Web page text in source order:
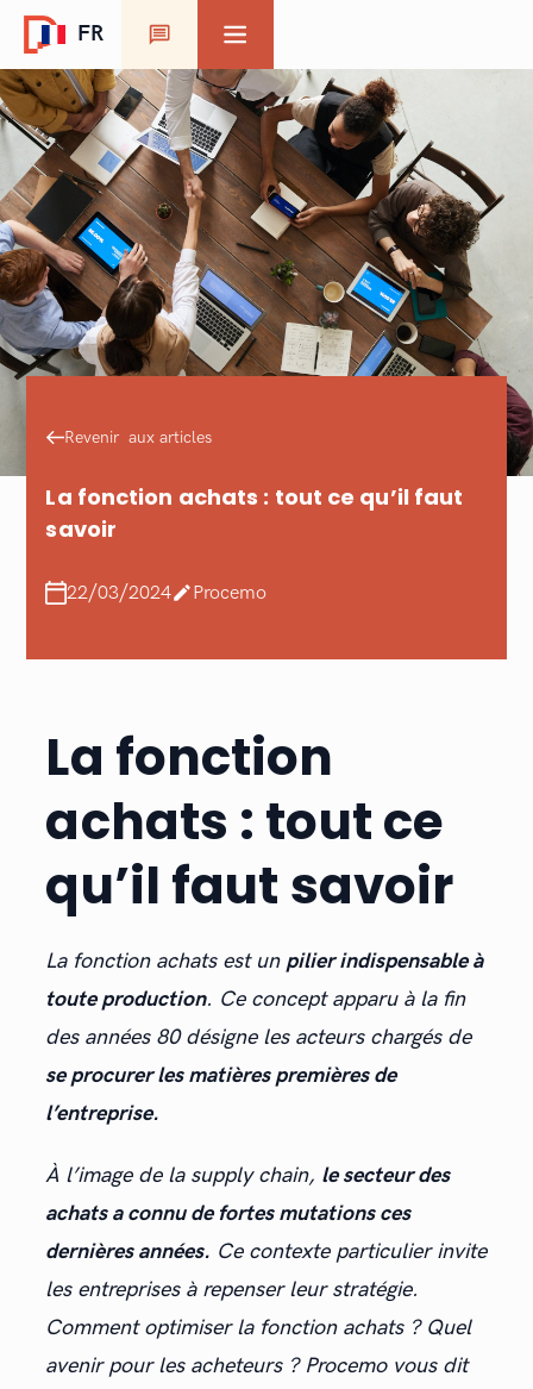
FR
Nos solutions
Opération
Conseil
Externalisation
Carrière
Travailler chez Procemo
Actualités
En savoir plus
Découvrir nos offres
Revenir aux articles
La fonction achats : tout ce qu’il faut
savoir
22/03/2024 Procemo
La fonction
achats : tout ce
qu’il faut savoir
La fonction achats est un pilier indispensable à
toute production. Ce concept apparu à la fin
des années 80 désigne les acteurs chargés de
se procurer les matières premières de
l’entreprise.
À l’image de la supply chain, le secteur des
achats a connu de fortes mutations ces
dernières années. Ce contexte particulier invite
les entreprises à repenser leur stratégie.
Comment optimiser la fonction achats ? Quel
avenir pour les acheteurs ? Procemo vous dit